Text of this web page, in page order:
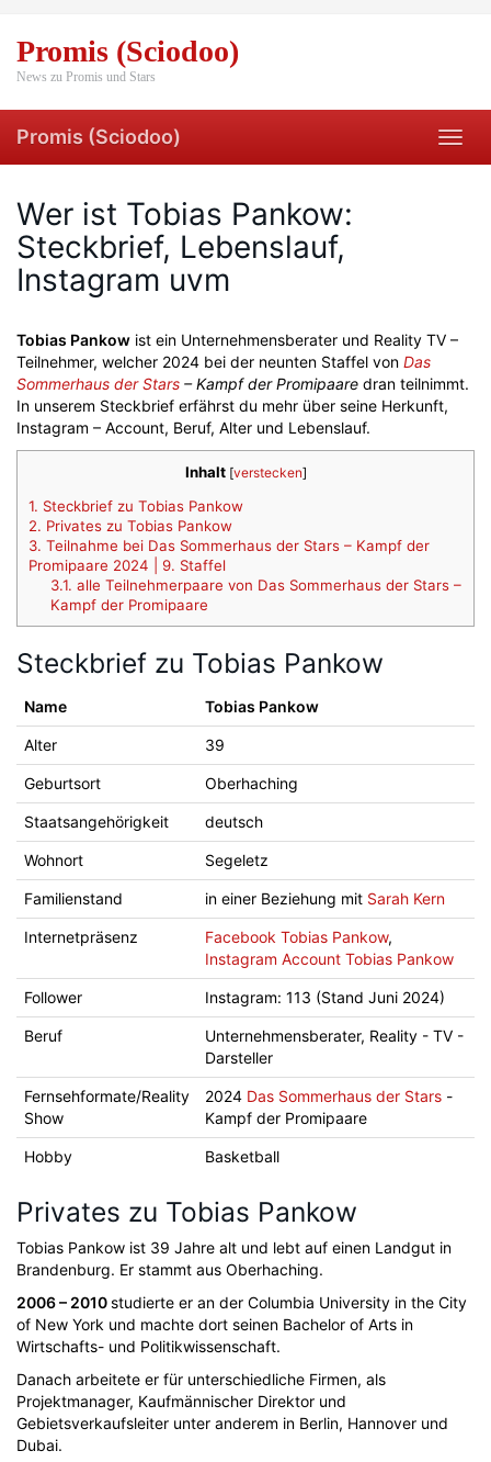
main
content
Promis (Sciodoo)
News zu Promis und Stars
Promis (Sciodoo)
Wer ist Tobias Pankow:
Steckbrief, Lebenslauf,
Instagram uvm
Tobias Pankow ist ein Unternehmensberater und Reality TV –
Teilnehmer, welcher 2024 bei der neunten Staffel von Das
Sommerhaus der Stars – Kampf der Promipaare dran teilnimmt.
In unserem Steckbrief erfährst du mehr über seine Herkunft,
Instagram – Account, Beruf, Alter und Lebenslauf.
Inhalt [verstecken]
1. Steckbrief zu Tobias Pankow
2. Privates zu Tobias Pankow
3. Teilnahme bei Das Sommerhaus der Stars – Kampf der
Promipaare 2024 | 9. Staffel
3.1. alle Teilnehmerpaare von Das Sommerhaus der Stars –
Kampf der Promipaare
Steckbrief zu Tobias Pankow
Name Tobias Pankow
Alter 39
Geburtsort Oberhaching
Staatsangehörigkeit deutsch
Wohnort Segeletz
Familienstand in einer Beziehung mit Sarah Kern
Internetpräsenz Facebook Tobias Pankow,
Instagram Account Tobias Pankow
Follower Instagram: 113 (Stand Juni 2024)
Beruf
Unternehmensberater, Reality - TV -
Darsteller
Fernsehformate/Reality
Show
2024 Das Sommerhaus der Stars -
Kampf der Promipaare
Hobby Basketball
Privates zu Tobias Pankow
Tobias Pankow ist 39 Jahre alt und lebt auf einen Landgut in
Brandenburg. Er stammt aus Oberhaching.
2006 – 2010studierte er an der Columbia University in the City
of New York und machte dort seinen Bachelor of Arts in
Wirtschafts- und Politikwissenschaft.
Danach arbeitete er für unterschiedliche Firmen, als
Projektmanager, Kaufmännischer Direktor und
Gebietsverkaufsleiter unter anderem in Berlin, Hannover und
Dubai.